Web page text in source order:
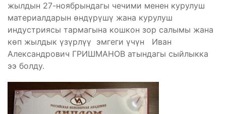
жылдын 27-ноябрындагы чечими менен курулуш
материалдарын өндүрүшү жана курулуш
индустриясы тармагына кошкон зор салымы жана
көп жылдык үзүрлүү эмгеги үчүн
Иван
Александрович ГРИШМАНОВ атындагы сыйлыкка
ээ болду.